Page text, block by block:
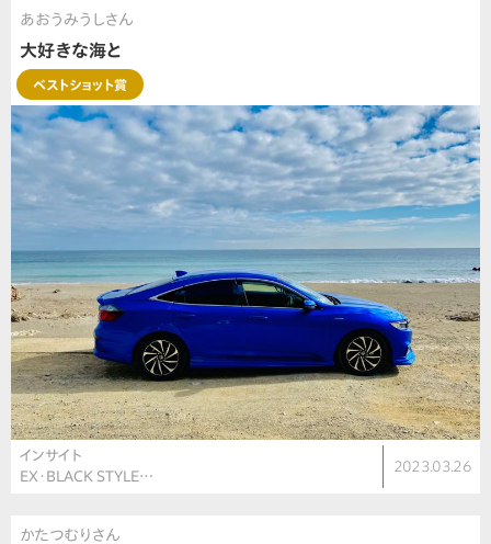
あおうみうしさん
大好きな海と
ベストショット賞
インサイト
EX・BLACK STYLE…
2023.03.26
かたつむりさん